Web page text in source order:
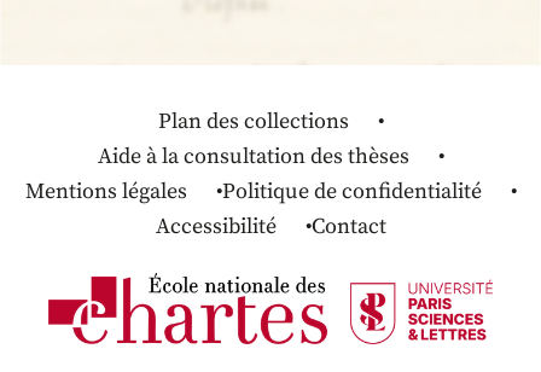
Plan des collections
Aide à la consultation des thèses
Mentions légales
Politique de confidentialité
Accessibilité
Contact